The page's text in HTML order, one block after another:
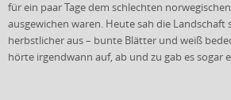
für ein paar Tage dem schlechten
ausgewichen waren. Heute sah die Landschaft
herbstlicher aus – bunte Blätter und weiß
hörte irgendwann auf, ab und zu gab es sogar